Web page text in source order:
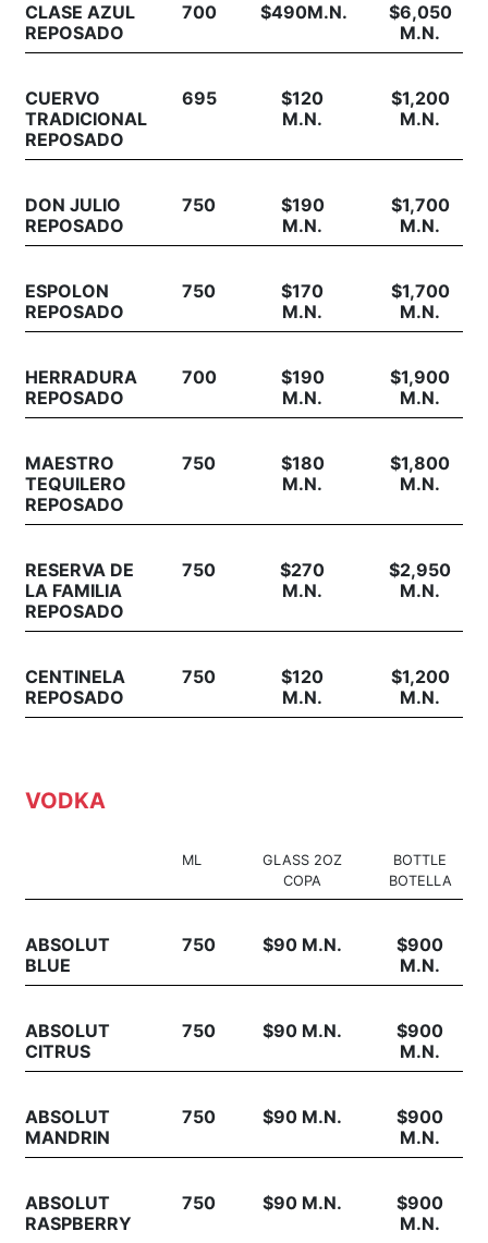
CLASE AZUL
REPOSADO
700 $490M.N.
$6,050
M.N.
CUERVO
TRADICIONAL
REPOSADO
695
$120
M.N.
$1,200
M.N.
DON JULIO
REPOSADO
750
$190
M.N.
$1,700
M.N.
ESPOLON
REPOSADO
750
$170
M.N.
$1,700
M.N.
HERRADURA
REPOSADO
700
$190
M.N.
$1,900
M.N.
MAESTRO
TEQUILERO
REPOSADO
750
$180
M.N.
$1,800
M.N.
RESERVA DE
LA FAMILIA
REPOSADO
750
$270
M.N.
$2,950
M.N.
CENTINELA
REPOSADO
750
$120
M.N.
$1,200
M.N.
VODKA
ML
GLASS 2OZ
COPA
BOTTLE
BOTELLA
ABSOLUT
BLUE
750 $90 M.N.
$900
M.N.
ABSOLUT
CITRUS
750 $90 M.N.
$900
M.N.
ABSOLUT
MANDRIN
750 $90 M.N.
$900
M.N.
ABSOLUT
RASPBERRY
750 $90 M.N.
$900
M.N.